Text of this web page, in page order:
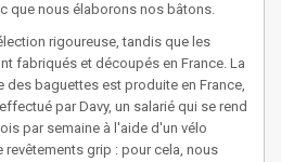
que nous élaborons nos bâtons.
rigoureuse, tandis que les
fabriqués et découpés en France. La
des baguettes est produite en France,
par Davy, un salarié qui se rend
par semaine à l'aide d'un vélo
grip : pour cela, nous